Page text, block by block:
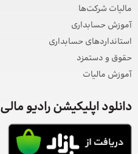
مالیات شرکت‌ها
آموزش حسابداری
استانداردهای حسابداری
حقوق و دستمزد
آموزش مالیات
دانلود اپلیکیشن رادیو مالی